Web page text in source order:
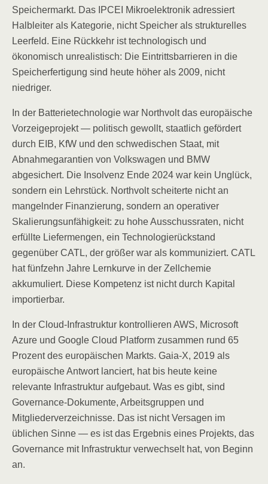
Speichermarkt. Das IPCEI Mikroelektronik adressiert
Halbleiter als Kategorie, nicht Speicher als strukturelles
Leerfeld. Eine Rückkehr ist technologisch und
ökonomisch unrealistisch: Die Eintrittsbarrieren in die
Speicherfertigung sind heute höher als 2009, nicht
niedriger.
In der Batterietechnologie war Northvolt das europäische
Vorzeigeprojekt — politisch gewollt, staatlich gefördert
durch EIB, KfW und den schwedischen Staat, mit
Abnahmegarantien von Volkswagen und BMW
abgesichert. Die Insolvenz Ende 2024 war kein Unglück,
sondern ein Lehrstück. Northvolt scheiterte nicht an
mangelnder Finanzierung, sondern an operativer
Skalierungsunfähigkeit: zu hohe Ausschussraten, nicht
erfüllte Liefermengen, ein Technologierückstand
gegenüber CATL, der größer war als kommuniziert. CATL
hat fünfzehn Jahre Lernkurve in der Zellchemie
akkumuliert. Diese Kompetenz ist nicht durch Kapital
importierbar.
In der Cloud-Infrastruktur kontrollieren AWS, Microsoft
Azure und Google Cloud Platform zusammen rund 65
Prozent des europäischen Markts. Gaia-X, 2019 als
europäische Antwort lanciert, hat bis heute keine
relevante Infrastruktur aufgebaut. Was es gibt, sind
Governance-Dokumente, Arbeitsgruppen und
Mitgliederverzeichnisse. Das ist nicht Versagen im
üblichen Sinne — es ist das Ergebnis eines Projekts, das
Governance mit Infrastruktur verwechselt hat, von Beginn
an.